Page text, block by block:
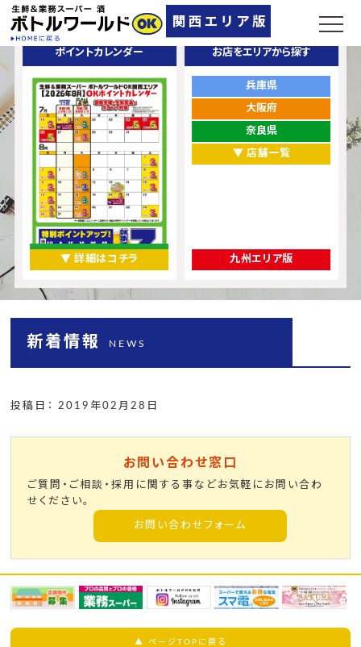
ポイントカレンダー
▼ 詳細はコチラ
お店をエリアから探す
兵庫県
大阪府
奈良県
▼ 店舗一覧
九州エリア版
新着情報 NEWS
投稿日： 2019年02月28日
お問い合わせ窓口
ご質問・ご相談・採用に関する事などお気軽にお問い合わ
せください。
お問い合わせフォーム
▲ ページTOPに戻る